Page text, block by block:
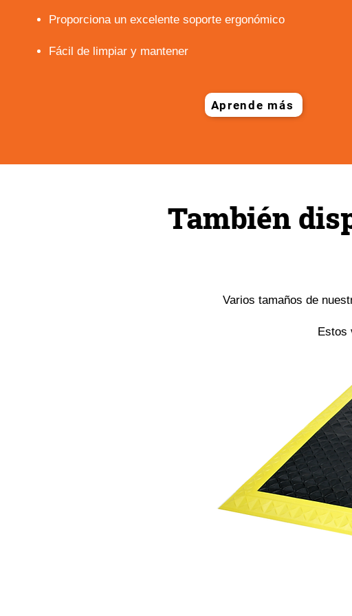
Proporciona un excelente soporte ergonómico
Fácil de limpiar y mantener
Aprende más
También
Varios tamaños de
Estos